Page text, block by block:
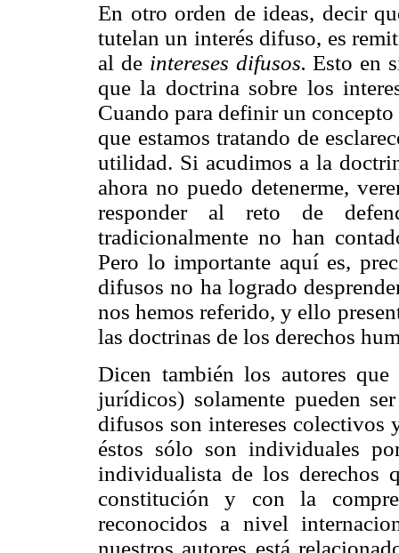
En otro orden de ideas, decir
tutelan un interés difuso, es
al de intereses difusos. Esto en
que la doctrina sobre los
Cuando para definir un
que estamos tratando de
utilidad. Si acudimos a la
ahora no puedo detenerme,
responder al reto de
tradicionalmente no han
Pero lo importante aquí es,
difusos no ha logrado
nos hemos referido, y ello
las doctrinas de los derechos
Dicen también los autores
jurídicos) solamente pueden
difusos son intereses colectivos
éstos sólo son individuales
individualista de los derechos
constitución y con la
reconocidos a nivel
nuestros autores está